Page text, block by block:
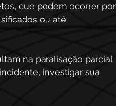
que podem ocorrer por
ou até
na paralisação parcial
investigar sua